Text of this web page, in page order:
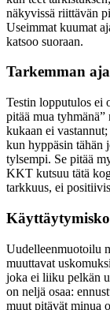
näkyvissä riittävän
Useimmat kuumat
katsoo suoraan.
Tarkemman
Testin lopputulos ei
pitää mua
kukaan ei
kun hyppäsin tähän
tylsempi. Se pitää
KKT kutsuu tätä
tarkkuus, ei
Uudelleenmuotoilu
muuttavat
joka ei liiku pelkän
on neljä osaa:
muut pitävät minua